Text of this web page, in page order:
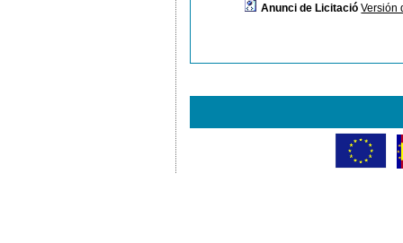
Anunci de Licitació Versión